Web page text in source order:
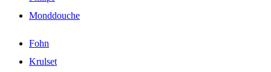
Monddouche
Fohn
Krulset